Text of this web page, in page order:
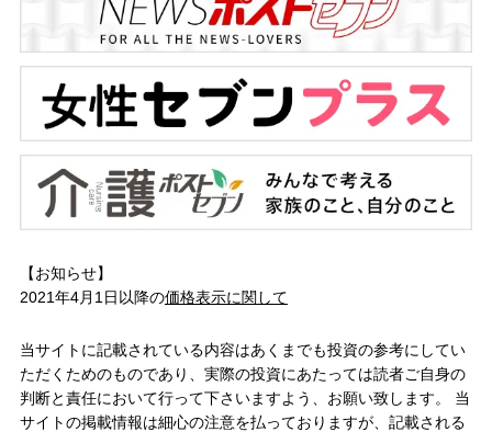
【お知らせ】
2021年4月1日以降の価格表示に関して
当サイトに記載されている内容はあくまでも投資の参考にしてい
ただくためのものであり、実際の投資にあたっては読者ご自身の
判断と責任において行って下さいますよう、お願い致します。 当
サイトの掲載情報は細心の注意を払っておりますが、記載される